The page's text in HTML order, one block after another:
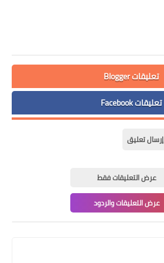
تعليقات Blogger
تعليقات Facebook
إرسال تعليق
عرض التعليقات فقط
عرض التعليقات والردود